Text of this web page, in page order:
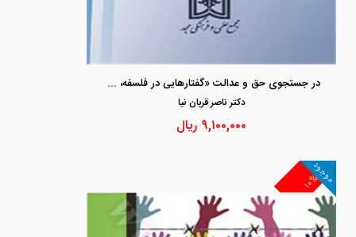
در جستجوی حق و عدالت «گفتارهایی در فلسفه، حقوق بشر و حقوق بین الملل عام»
دكتر ناصر قربان نيا
۹,۱۰۰,۰۰۰ ریال
۱۰%
موجود